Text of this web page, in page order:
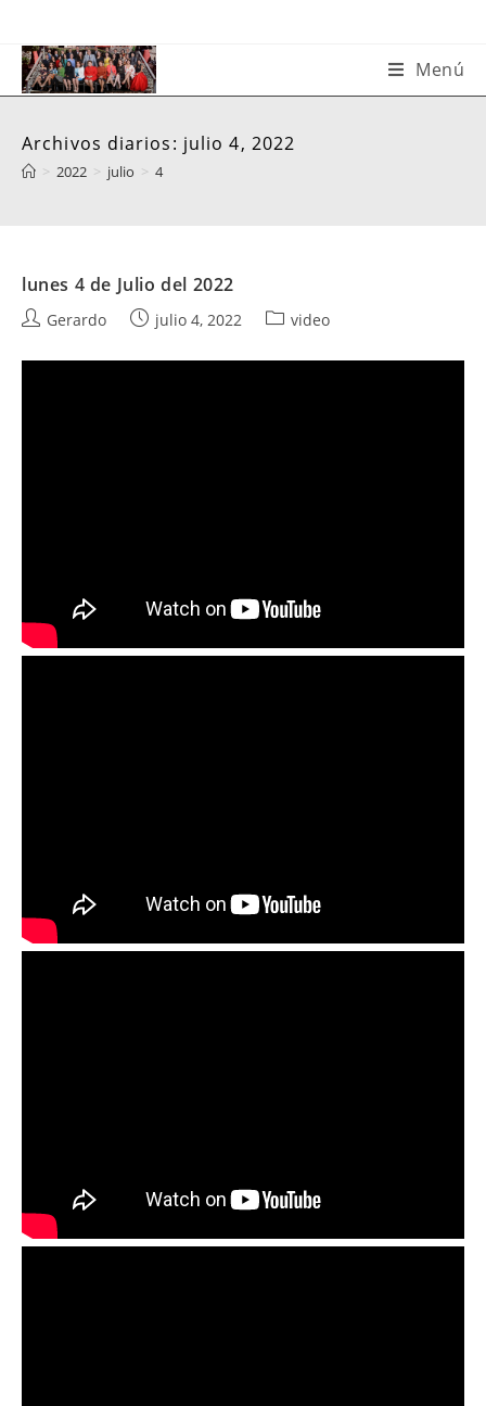
contenido
Menú
Archivos diarios: julio 4, 2022
> 2022 > julio > 4
lunes 4 de Julio del 2022
Autor
la
Gerardo
Publicación
la
julio 4, 2022
Categoría
la
video